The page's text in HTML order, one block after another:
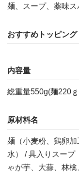
麺、スープ、薬味ス
おすすめトッピング
内容量
総重量550g(麺220
原材料名
麺（小麦粉、鶏卵
水） / 具入りスープ
ゃが芋、大蒜、林